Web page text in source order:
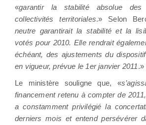
«garantir la stabilité absolue des
collectivités territoriales.» Selon
neutre garantirait la stabilité et la
votés pour 2010. Elle rendrait
échéant, des ajustements du
en vigueur, prévue le 1er janvier 2011.»
Le ministère souligne que, «
financement retenu à compter de
a constamment privilégié la
derniers mois et entend persévérer